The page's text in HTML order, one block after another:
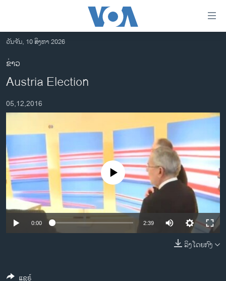
ເຂົ້າ
ຫາ
ຂ້າມ
ຂ້າມ
ໄປ
ຫາ
ຊອກ
ຄົ້ນ
ອາເມຣິກາ
ການເລືອກຕັ້ງ ປະທານາທີບໍດີ ສະຫະລັດ 2024
ເອເຊຍ
ອິດສະຫຼະພາບດ້ານການຂ່າວ
ຊີວິດຊາວລາວ
ຊຸມຊົນຊາວລາວ
ວິທະຍາສາດ-ເທັກໂນໂລຈີ
ພາສາອັງກິດ
ວັນຈັນ, 10 ສິງຫາ 2026
ຂ່າວ
Austria Election
05,12,2016
No media source currently available
0:00 2:39
ລິງໂດຍກົງ
ແຊຣ໌